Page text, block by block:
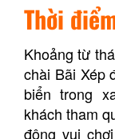
Thời
Khoảng từ
chài Bãi Xép
biển trong
khách tham
động vui